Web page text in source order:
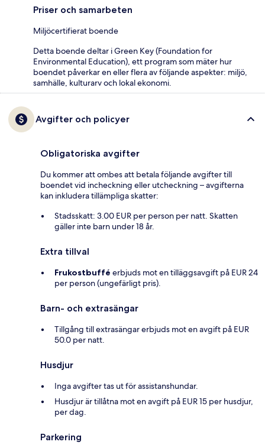
Priser och samarbeten
Miljöcertifierat boende
Detta boende deltar i Green Key (Foundation for
Environmental Education), ett program som mäter hur
boendet påverkar en eller flera av följande aspekter: miljö,
samhälle, kulturarv och lokal ekonomi.
Avgifter och policyer
Obligatoriska avgifter
Du kommer att ombes att betala följande avgifter till
boendet vid incheckning eller utcheckning – avgifterna
kan inkludera tillämpliga skatter:
Stadsskatt: 3.00 EUR per person per natt. Skatten
gäller inte barn under 18 år.
Extra tillval
Frukostbuffé erbjuds mot en tilläggsavgift på EUR 24
per person (ungefärligt pris).
Barn- och extrasängar
Tillgång till extrasängar erbjuds mot en avgift på EUR
50.0 per natt.
Husdjur
Inga avgifter tas ut för assistanshundar.
Husdjur är tillåtna mot en avgift på EUR 15 per husdjur,
per dag.
Parkering